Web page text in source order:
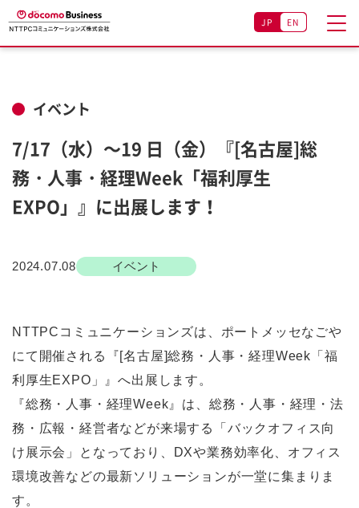
JP EN
イベント
7/17（水）～19 日（金）『[名古屋]総
務・人事・経理Week「福利厚生
EXPO」』に出展します！
2024.07.08 イベント
NTTPCコミュニケーションズは、ポートメッセなごや
にて開催される『[名古屋]総務・人事・経理Week「福
利厚生EXPO」』へ出展します。
『総務・人事・経理Week』は、総務・人事・経理・法
務・広報・経営者などが来場する「バックオフィス向
け展示会」となっており、DXや業務効率化、オフィス
環境改善などの最新ソリューションが一堂に集まりま
す。